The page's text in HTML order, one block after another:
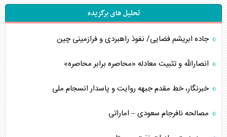
تحلیل های برگزیده
جاده ابریشم فضایی/ نفوذ راهبردی و فرازمینی چین
انصارالله و تثبیت معادله «محاصره برابر محاصره»
خبرنگار، خط مقدم جبهه روایت و پاسدار انسجام ملی
مصالحه نافرجام سعودی – اماراتی